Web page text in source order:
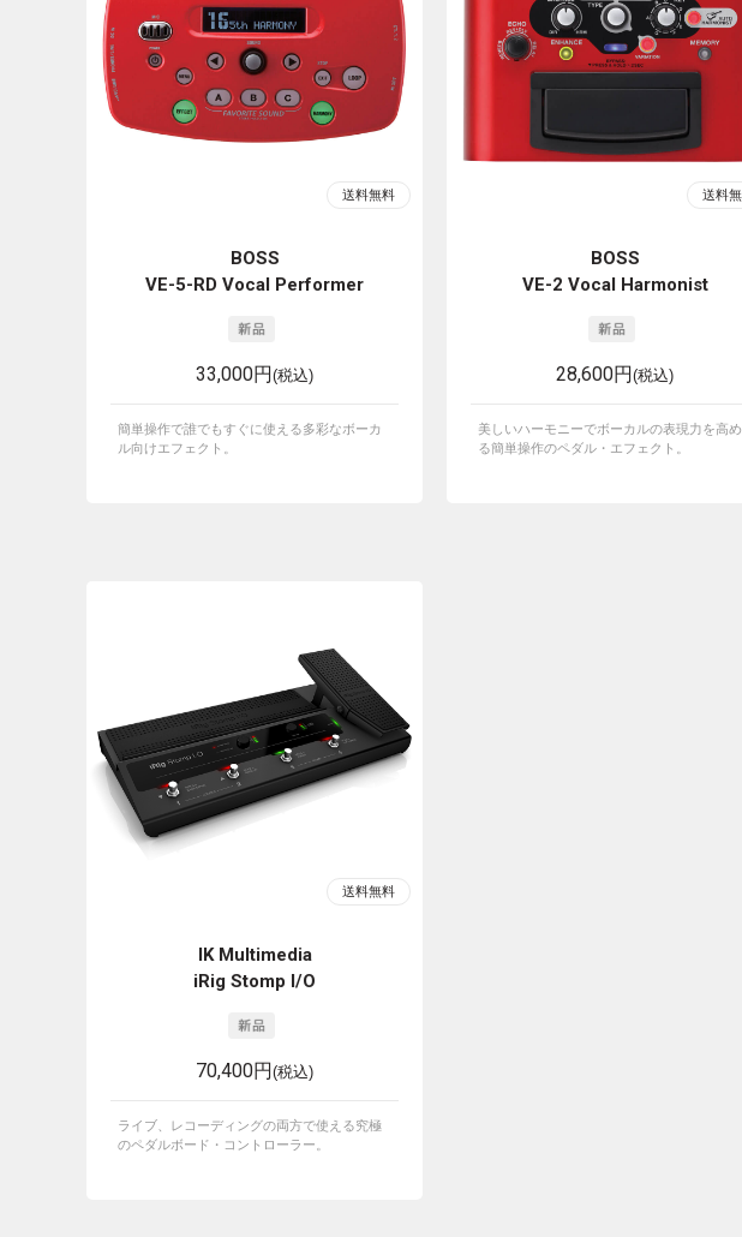
BOSS
VE-5-RD Vocal Performer
33,000円(税込)
簡単操作で誰でもすぐに使える多彩なボーカ
ル向けエフェクト。
BOSS
VE-2 Vocal Harmonist
28,600円(税込)
美しいハーモニーでボーカルの表現力を高め
る簡単操作のペダル・エフェクト。
IK Multimedia
iRig Stomp I/O
70,400円(税込)
ライブ、レコーディングの両方で使える究極
のペダルボード・コントローラー。